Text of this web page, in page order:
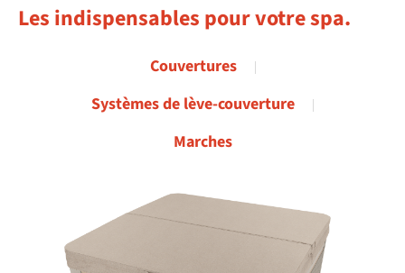
Les indispensables pour votre spa.
Couvertures
Systèmes de lève-couverture
Marches